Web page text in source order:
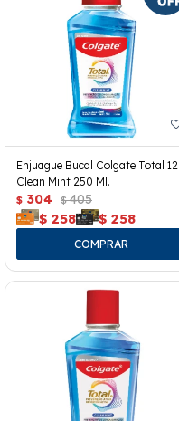
Enjuague Bucal Colgate Total 12
Clean Mint 250 Ml.
$ 304 $ 405
$ 258 $ 258